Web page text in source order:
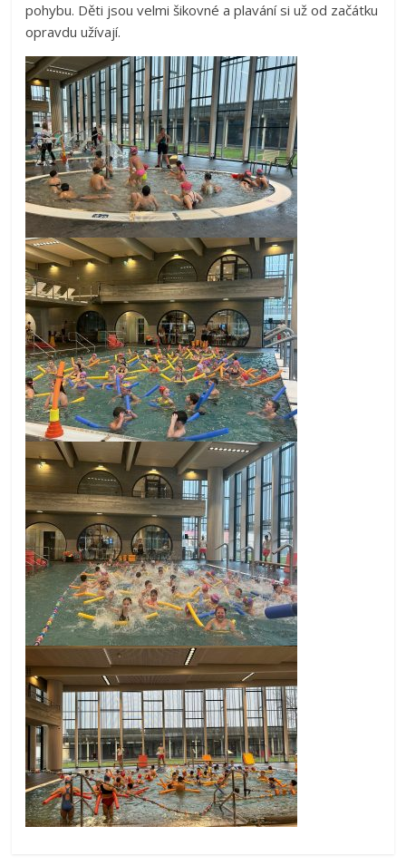
pohybu. Děti jsou velmi šikovné a plavání si už od začátku
opravdu užívají.